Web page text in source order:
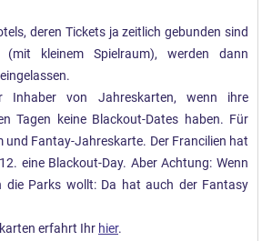
deren Tickets ja zeitlich gebunden sind
kleinem Spielraum), werden dann
von Jahreskarten, wenn ihre
Tagen keine Blackout-Dates haben. Für
und Fantay-Jahreskarte. Der Francilien hat
eine Blackout-Day. Aber Achtung: Wenn
Parks wollt: Da hat auch der Fantasy
erfahrt Ihr hier.